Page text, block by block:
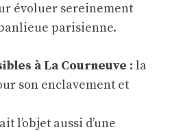
évoluer sereinement
parisienne.
à La Courneuve : la
son enclavement et
l’objet aussi d’une